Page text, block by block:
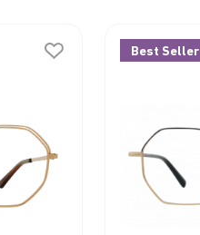
Best Seller